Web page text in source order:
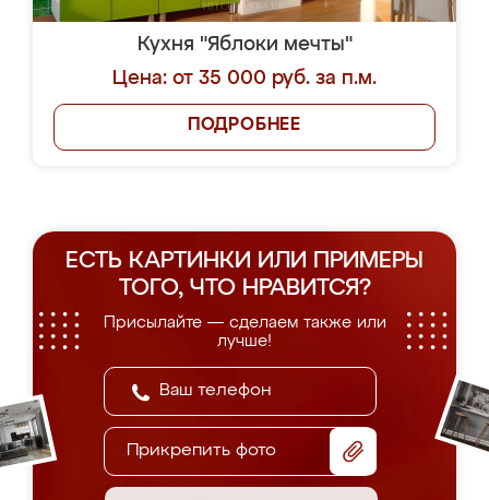
Кухня "Яблоки мечты"
Цена: от 35 000 руб. за п.м.
ПОДРОБНЕЕ
ЕСТЬ КАРТИНКИ ИЛИ ПРИМЕРЫ
ТОГО, ЧТО НРАВИТСЯ?
Присылайте — сделаем также или
лучше!
Прикрепить фото